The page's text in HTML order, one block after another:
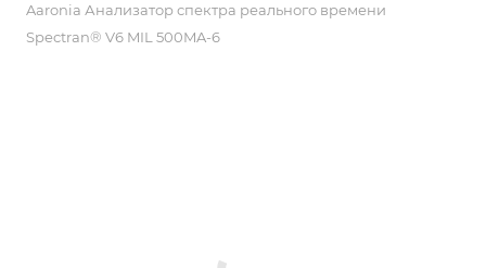
Aaronia Анализатор спектра реального времени
Spectran® V6 MIL 500MA-6